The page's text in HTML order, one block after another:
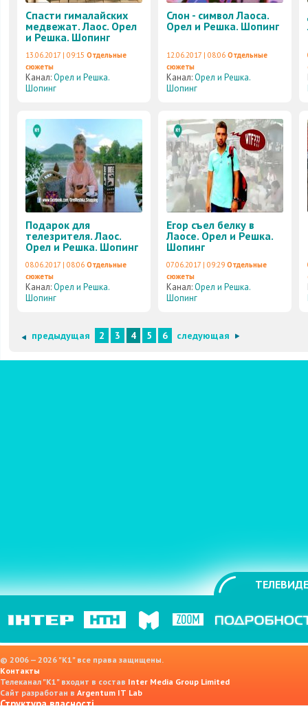
Спасти гималайских
медвежат. Лаос. Орел
и Решка. Шопинг
13.06.2017 | 09:15 Отдельные
сюжеты
Канал:Орел и Решка.
Шопинг
Слон - символ Лаоса.
Орел и Решка. Шопинг
12.06.2017 | 08:06 Отдельные
сюжеты
Канал:Орел и Решка.
Шопинг
Подарок для
телезрителя. Лаос.
Орел и Решка. Шопинг
08.06.2017 | 08:06 Отдельные
сюжеты
Канал:Орел и Решка.
Шопинг
Егор съел белку в
Лаосе. Орел и Решка.
Шопинг
07.06.2017 | 09:29 Отдельные
сюжеты
Канал:Орел и Решка.
Шопинг
предыдущая 2 3 4 5 6 следующая
© 2006 — 2026 "K1" все права защищены.
Контакты
Телеканал "К1" входит в состав Inter Media Group Limited
Сайт разработан в Argentum IT Lab